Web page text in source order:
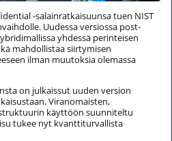
-salainratkaisuunsa tuen NIST
Uudessa versiossa post-
yhdessä perinteisen
mahdollistaa siirtymisen
ilman muutoksia olemassa
on julkaissut uuden version
Viranomaisten,
käyttöön suunniteltu
tukee nyt kvanttiturvallista